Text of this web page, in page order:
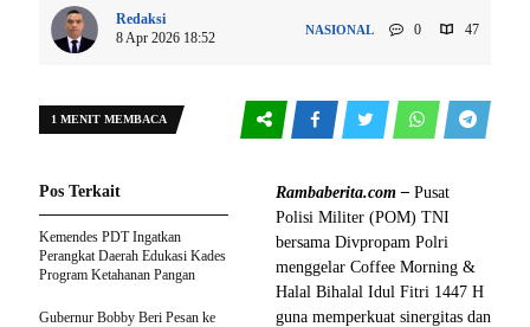
Redaksi
8 Apr 2026 18:52
NASIONAL 0 47
1 MENIT MEMBACA
Rambaberita.com – Pusat
Polisi Militer (POM) TNI
bersama Divpropam Polri
menggelar Coffee Morning &
Halal Bihalal Idul Fitri 1447 H
guna memperkuat sinergitas dan
Pos Terkait
Kemendes PDT Ingatkan
Perangkat Daerah Edukasi Kades
Program Ketahanan Pangan
Gubernur Bobby Beri Pesan ke